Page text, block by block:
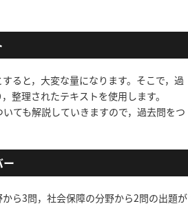
ると，大変な量になります。そこで，過
整理されたテキストを使用します。
ても解説していきますので，過去問をつ
ら3問，社会保障の分野から2問の出題が